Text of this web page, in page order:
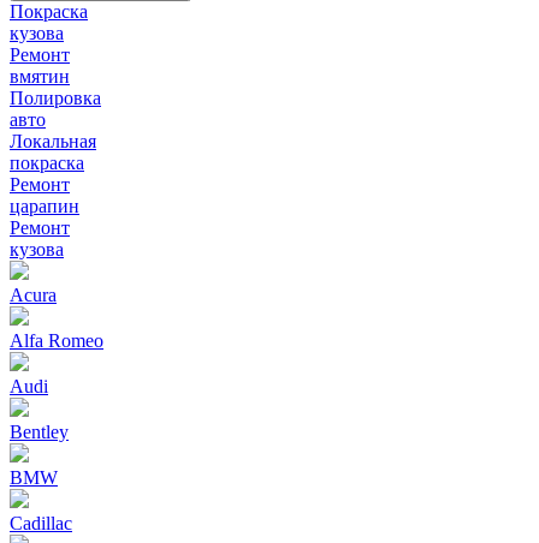
Покраска
кузова
Ремонт
вмятин
Полировка
авто
Локальная
покраска
Ремонт
царапин
Ремонт
кузова
Acura
Alfa Romeo
Audi
Bentley
BMW
Cadillac